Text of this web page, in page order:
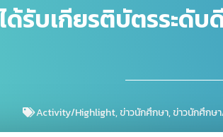
รับเกียรติบัตรระดับ
Activity/Highlight,ข่าวนักศึกษา,ข่าวนักศึกษ